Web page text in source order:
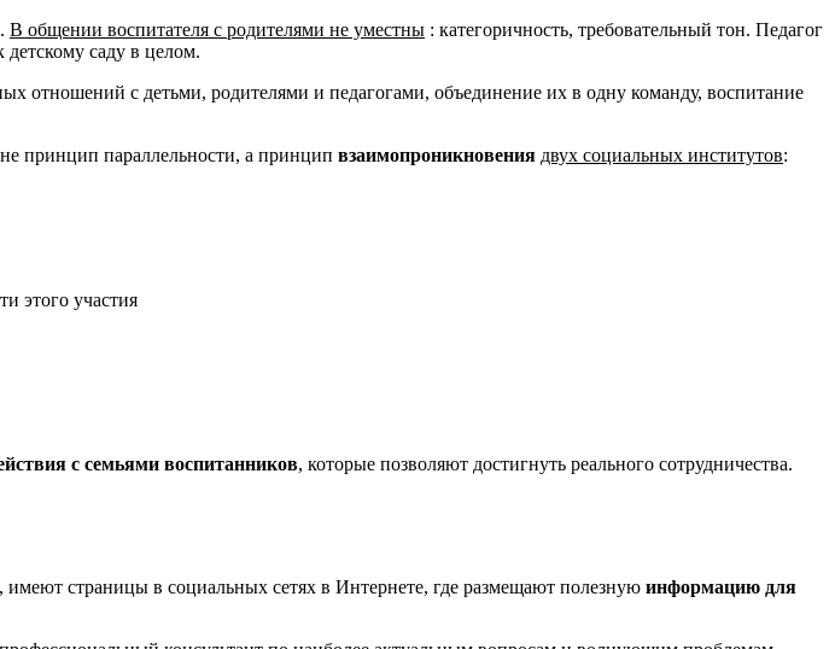
В общении воспитателя с родителями не уместны : категоричность, требовательный тон. Педагог
детскому саду в целом.
отношений с детьми, родителями и педагогами, объединение их в одну команду, воспитание
принцип параллельности, а принцип взаимопроникновения двух социальных институтов:
этого участия
с семьями воспитанников, которые позволяют достигнуть реального сотрудничества.
страницы в социальных сетях в Интернете, где размещают полезную информацию для